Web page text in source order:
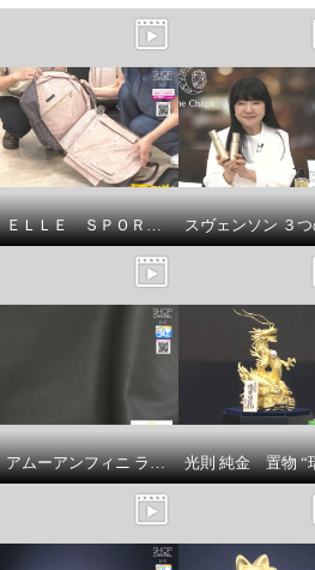
ＥＬＬＥ ＳＰＯＲＴ はっ水 取り外してリュックになる キューブ柄 キャリーカート
アムーアンフィニ ラムスキンキルティング ボディバッグ